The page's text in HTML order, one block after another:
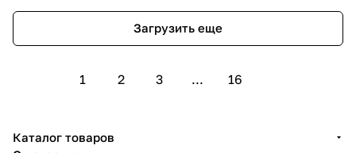
Загрузить еще
1 2 3 ... 16
Каталог товаров